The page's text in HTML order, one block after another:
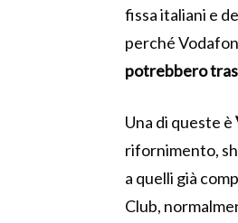
fissa italiani e
perché
potrebbero
Una di queste è
rifornimento,
a quelli già
Club,